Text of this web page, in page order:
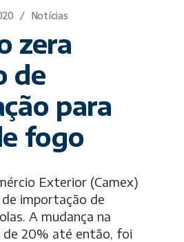
Notícias
zera
de
para
fogo
Exterior (Camex)
importação de
A mudança na
de 20% até então, foi